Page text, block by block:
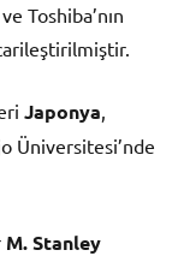
Toshiba’nın
Japonya
Üniversitesi’nde
M. Stanley